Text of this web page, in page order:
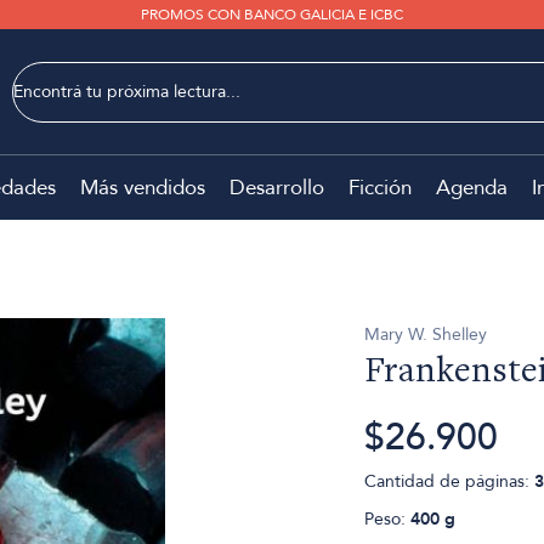
PROMOS CON BANCO GALICIA E ICBC
Más vendidos Desarrollo Ficción Agenda
Mary W. Shelley
$26.900
Cantidad de páginas:
Peso: 400 g